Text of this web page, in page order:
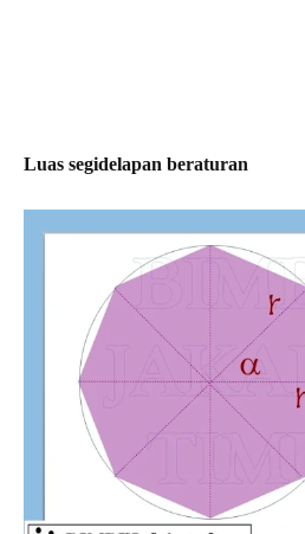
Luas segidelapan beraturan